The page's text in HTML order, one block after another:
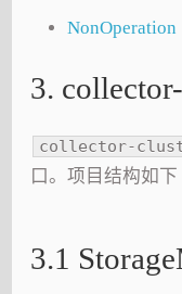
NonOperation
3.
collector-
口。项目结构如下
3.1